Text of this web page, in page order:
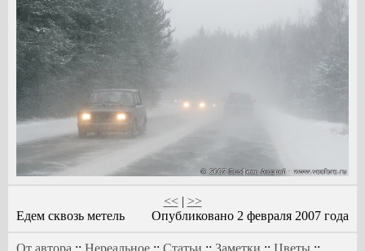
<<| >>
Едем сквозь метель
Опубликовано 2 февраля 2007 года
От автора :: Нереальное :: Статьи :: Заметки :: Цветы ::